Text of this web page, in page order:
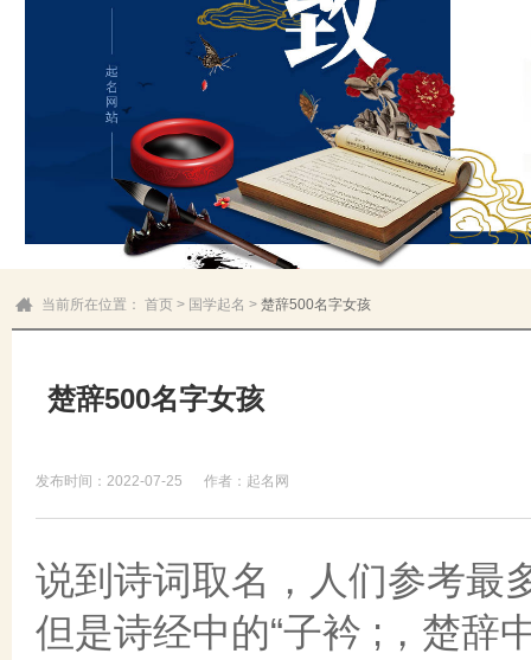
当前所在位置： 首页 > 国学起名 > 楚辞500名字女孩
楚辞500名字女孩
发布时间：2022-07-25 作者：起名网
说到诗词取名，人们参考最
但是诗经中的“子衿 ;，楚辞